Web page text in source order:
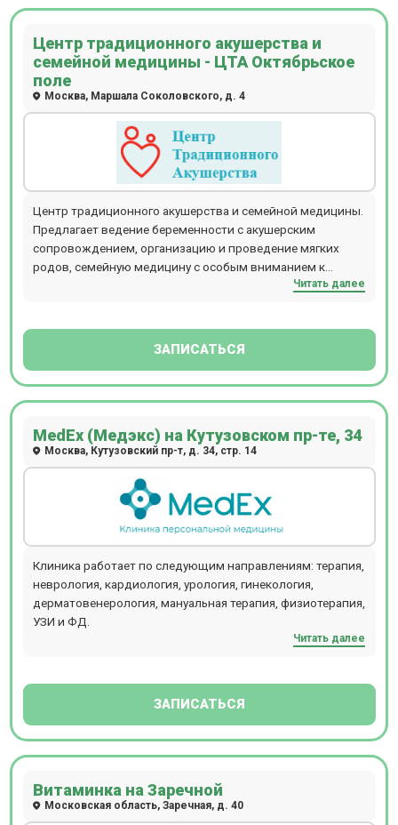
Центр традиционного акушерства и
семейной медицины - ЦТА Октябрьское
поле
Москва, Маршала Соколовского, д. 4
Центр традиционного акушерства и семейной медицины.
Предлагает ведение беременности с акушерским
сопровождением, организацию и проведение мягких
родов, семейную медицину с особым вниманием к
женскому и детскому здоровью и использованием
естественному родительству, традиционным методам
Читать далее
ЗАПИСАТЬСЯ
MedEx (Медэкс) на Кутузовском пр-те, 34
Москва, Кутузовский пр-т, д. 34, стр. 14
Клиника работает по следующим направлениям: терапия,
неврология, кардиология, урология, гинекология,
дерматовенерология, мануальная терапия, физиотерапия,
УЗИ и ФД.
Читать далее
ЗАПИСАТЬСЯ
Витаминка на Заречной
Московская область, Заречная, д. 40